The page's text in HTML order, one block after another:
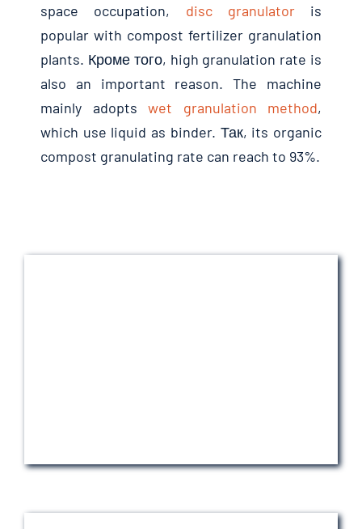
space occupation, disc granulator
is
popular with compost fertilizer granulation
plants. Кроме того, high granulation rate is
also an important reason.The machine
mainly adopts
wet granulation method,
which use liquid as binder. Так, its organic
compost granulating rate can reach to 93%.